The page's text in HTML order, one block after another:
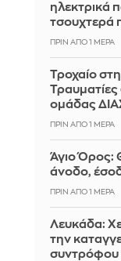
ηλεκτρικά
τσουχτερά
ΠΡΙΝ ΑΠΌ 1 ΜΈΡΑ
Τροχαίο
Τραυματίες
ομάδας
ΠΡΙΝ ΑΠΌ 1 ΜΈΡΑ
Άγιο Όρος:
άνοδο,
ΠΡΙΝ ΑΠΌ 1 ΜΈΡΑ
Λευκάδα:
την
συντρόφου